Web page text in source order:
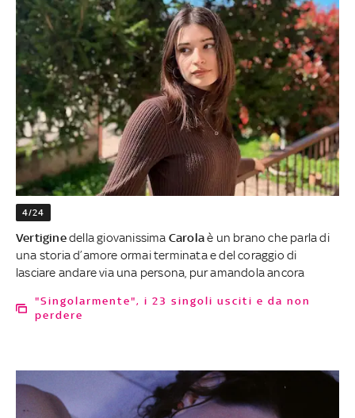
4/24
Vertiginedella giovanissima Carolaè un brano che parla di
una storia d’amore ormai terminata e del coraggio di
lasciare andare via una persona, pur amandola ancora
"Singolarmente", i 23 singoli usciti e da non
perdere